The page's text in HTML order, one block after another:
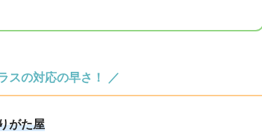
スの対応の早さ！ ／
がた屋